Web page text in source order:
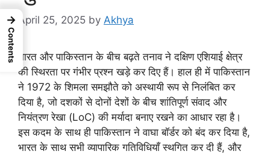
April 25, 2025 by Akhya
भारत और पाकिस्तान के बीच बढ़ते तनाव ने दक्षिण एशियाई क्षेत्र
की स्थिरता पर गंभीर प्रश्न खड़े कर दिए हैं। हाल ही में पाकिस्तान
ने 1972 के शिमला समझौते को अस्थायी रूप से निलंबित कर
दिया है, जो दशकों से दोनों देशों के बीच शांतिपूर्ण संवाद और
नियंत्रण रेखा (LoC) की मर्यादा बनाए रखने का आधार रहा है।
इस कदम के साथ ही पाकिस्तान ने वाघा बॉर्डर को बंद कर दिया है,
भारत के साथ सभी व्यापारिक गतिविधियाँ स्थगित कर दी हैं, और
→
Contents